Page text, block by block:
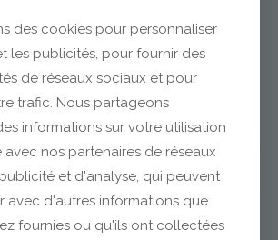
Ferrand
04 73 42 18 38
des cookies pour personnaliser
les publicités, pour fournir des
de réseaux sociaux et pour
trafic. Nous partageons
informations sur votre utilisation
avec nos partenaires de réseaux
et d'analyse, qui peuvent
avec d'autres informations que
fournies ou qu'ils ont collectées